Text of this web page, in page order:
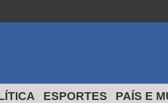
ESPORTES PAÍS E